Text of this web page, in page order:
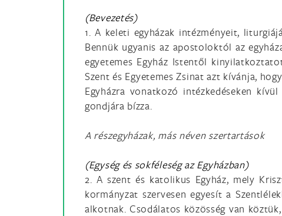
(Bevezetés)
1. A keleti egyházak intézményeit,
Bennük ugyanis az apostoloktól az
egyetemes Egyház Istentől
Szent és Egyetemes Zsinat azt kívánja,
Egyházra vonatkozó intézkedéseken
gondjára bízza.
A részegyházak, más néven szertartások
(Egység és sokféleség az Egyházban)
2. A szent és katolikus Egyház, mely
kormányzat szervesen egyesít a
alkotnak. Csodálatos közösség van